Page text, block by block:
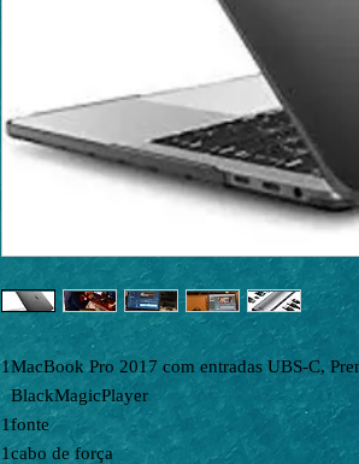
1MacBook Pro 2017 com entradas UBS-C,
BlackMagicPlayer
1fonte
1cabo de força